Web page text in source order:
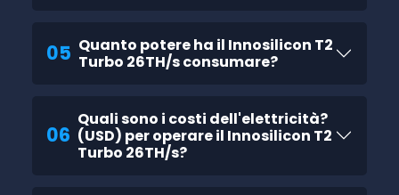
05 Quanto potere ha il Innosilicon T2
Turbo 26TH/s consumare?
06
Quali sono i costi dell'elettricità?
(USD) per operare il Innosilicon T2
Turbo 26TH/s?